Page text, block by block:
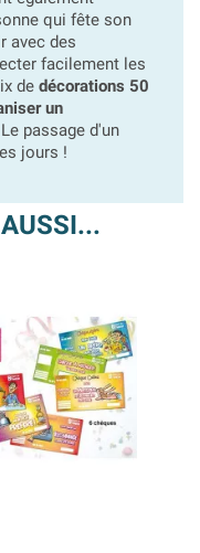
qui fête son
avec des
facilement les
de décorations 50
un
passage d'un
jours !